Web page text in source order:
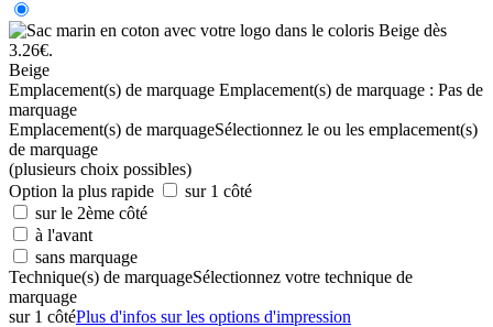
Beige
Emplacement(s) de marquage Emplacement(s) de marquage : Pas de
marquage
Emplacement(s) de marquageSélectionnez le ou les emplacement(s)
de marquage
(plusieurs choix possibles)
Option la plus rapide
sur 1 côté
sur le 2ème côté
à l'avant
sans marquage
Technique(s) de marquageSélectionnez votre technique de
marquage
sur 1 côtéPlus d'infos sur les options d'impression